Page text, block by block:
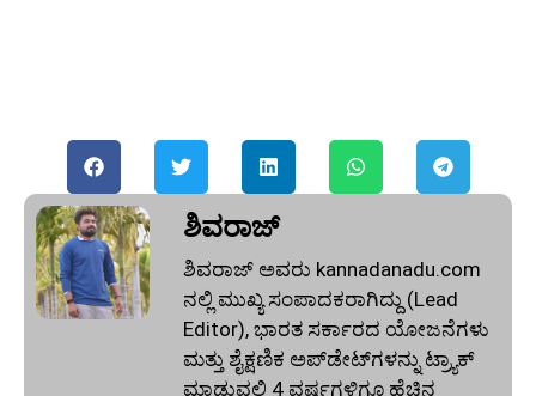
ಶಿವರಾಜ್
ಶಿವರಾಜ್ ಅವರು kannadanadu.com
ನಲ್ಲಿ ಮುಖ್ಯ ಸಂಪಾದಕರಾಗಿದ್ದು (Lead
Editor), ಭಾರತ ಸರ್ಕಾರದ ಯೋಜನೆಗಳು
ಮತ್ತು ಶೈಕ್ಷಣಿಕ ಅಪ್‌ಡೇಟ್‌ಗಳನ್ನು ಟ್ರ್ಯಾಕ್
ಮಾಡುವಲ್ಲಿ 4 ವರ್ಷಗಳಿಗೂ ಹೆಚ್ಚಿನ